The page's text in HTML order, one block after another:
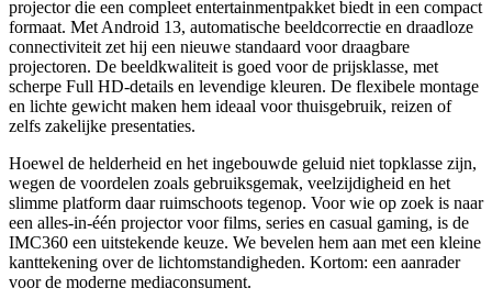
projector die een compleet entertainmentpakket biedt in een compact
formaat. Met Android 13, automatische beeldcorrectie en draadloze
connectiviteit zet hij een nieuwe standaard voor draagbare
projectoren. De beeldkwaliteit is goed voor de prijsklasse, met
scherpe Full HD-details en levendige kleuren. De flexibele montage
en lichte gewicht maken hem ideaal voor thuisgebruik, reizen of
zelfs zakelijke presentaties.
Hoewel de helderheid en het ingebouwde geluid niet topklasse zijn,
wegen de voordelen zoals gebruiksgemak, veelzijdigheid en het
slimme platform daar ruimschoots tegenop. Voor wie op zoek is naar
een alles-in-één projector voor films, series en casual gaming, is de
IMC360 een uitstekende keuze. We bevelen hem aan met een kleine
kanttekening over de lichtomstandigheden. Kortom: een aanrader
voor de moderne mediaconsument.